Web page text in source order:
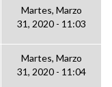
Martes, Marzo
31, 2020 - 11:03
Martes, Marzo
31, 2020 - 11:04